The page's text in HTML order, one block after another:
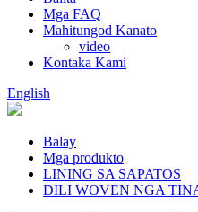
Mga FAQ
Mahitungod Kanato
video
Kontaka Kami
English
Balay
Mga produkto
LINING SA SAPATOS
DILI WOVEN NGA